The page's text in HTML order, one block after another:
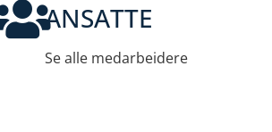
ANSATTE
Se alle medarbeidere